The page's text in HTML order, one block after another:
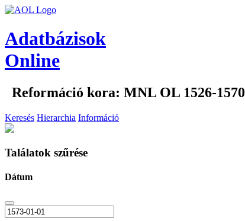
Adatbázisok
Online
Reformáció kora: MNL OL 1526-1570
Keresés Hierarchia Információ
Találatok szűrése
Dátum